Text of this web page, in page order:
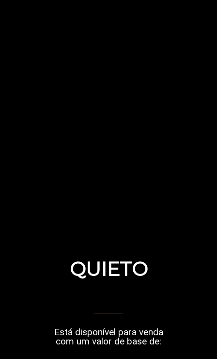
QUIETO
Está disponível para venda
com um valor de base de: